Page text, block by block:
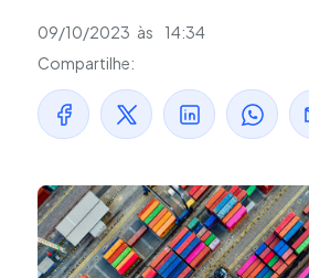
09/10/2023 às
14:34
Compartilhe: